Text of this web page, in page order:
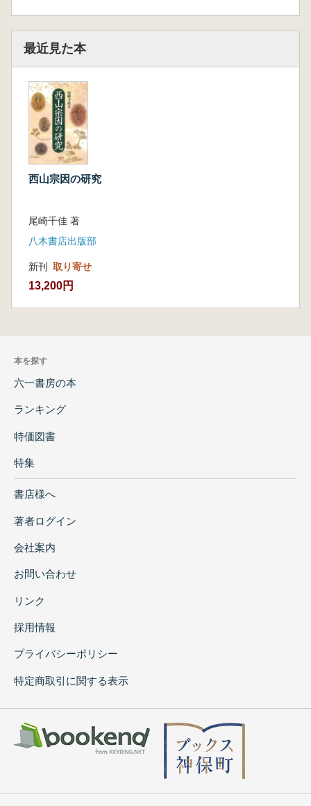
最近見た本
西山宗因の研究
尾崎千佳 著
八木書店出版部
新刊 取り寄せ
13,200円
本を探す
六一書房の本
ランキング
特価図書
特集
書店様へ
著者ログイン
会社案内
お問い合わせ
リンク
採用情報
プライバシーポリシー
特定商取引に関する表示